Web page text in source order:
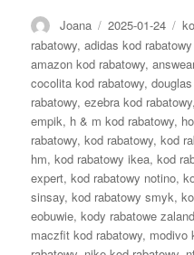
Autor
Joana Opublikowano
2025-01-24
rabatowy,adidas kod
amazon kod rabatowy,
cocolita kod rabatowy,
rabatowy,ezebra kod rabatowy
empik, h & m kod rabatowy,
rabatowy,kod rabatowy,kod
hm,kod rabatowy ikea,kod
expert,kod rabatowy notino,
sinsay,kod rabatowy smyk,
eobuwie,kody rabatowe
maczfit kod rabatowy, modivo